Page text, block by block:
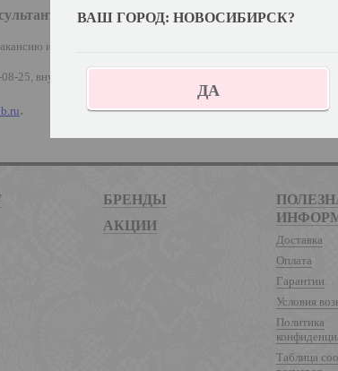
и задать все интересующие вопросы можно менеджеру
25, внутренний 169
.
БРЕНДЫ
АКЦИИ
Доставка
Оплата
Гарантии
Условия
Политика
Таблица
ВАШ ГОРОД: НОВОСИБИРСК?
ДА